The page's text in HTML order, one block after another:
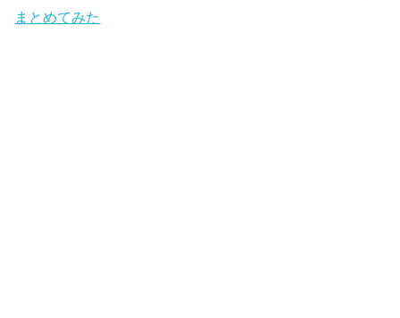
まとめてみた